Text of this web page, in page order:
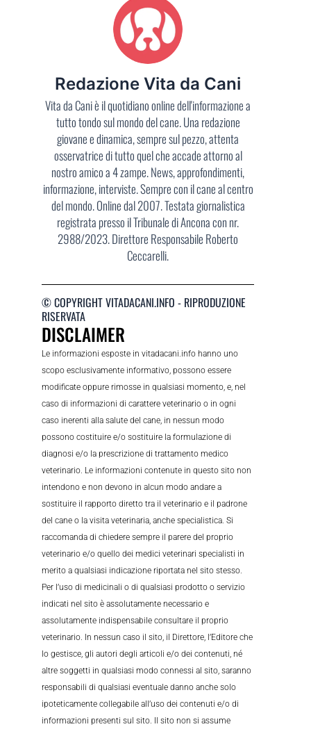
Redazione Vita da Cani
Vita da Cani è il quotidiano online dell'informazione a
tutto tondo sul mondo del cane. Una redazione
giovane e dinamica, sempre sul pezzo, attenta
osservatrice di tutto quel che accade attorno al
nostro amico a 4 zampe. News, approfondimenti,
informazione, interviste. Sempre con il cane al centro
del mondo. Online dal 2007. Testata giornalistica
registrata presso il Tribunale di Ancona con nr.
2988/2023. Direttore Responsabile Roberto
Ceccarelli.
© COPYRIGHT VITADACANI.INFO - RIPRODUZIONE
RISERVATA
DISCLAIMER
Le informazioni esposte in vitadacani.info hanno uno
scopo esclusivamente informativo, possono essere
modificate oppure rimosse in qualsiasi momento, e, nel
caso di informazioni di carattere veterinario o in ogni
caso inerenti alla salute del cane, in nessun modo
possono costituire e/o sostituire la formulazione di
diagnosi e/o la prescrizione di trattamento medico
veterinario. Le informazioni contenute in questo sito non
intendono e non devono in alcun modo andare a
sostituire il rapporto diretto tra il veterinario e il padrone
del cane o la visita veterinaria, anche specialistica. Si
raccomanda di chiedere sempre il parere del proprio
veterinario e/o quello dei medici veterinari specialisti in
merito a qualsiasi indicazione riportata nel sito stesso.
Per l’uso di medicinali o di qualsiasi prodotto o servizio
indicati nel sito è assolutamente necessario e
assolutamente indispensabile consultare il proprio
veterinario. In nessun caso il sito, il Direttore, l’Editore che
lo gestisce, gli autori degli articoli e/o dei contenuti, né
altre soggetti in qualsiasi modo connessi al sito, saranno
responsabili di qualsiasi eventuale danno anche solo
ipoteticamente collegabile all’uso dei contenuti e/o di
informazioni presenti sul sito. Il sito non si assume